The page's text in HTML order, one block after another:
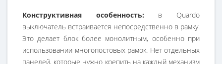
Конструктивная особенность: в Quardo
выключатель встраивается непосредственно в рамку.
Это делает блок более монолитным, особенно при
использовании многопостовых рамок. Нет отдельных
панелей, которые нужно крепить на каждый механизм